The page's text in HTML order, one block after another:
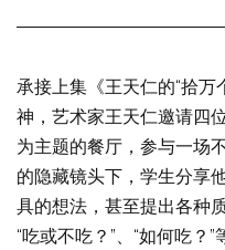
承接上集《王天仁的“拾
神，艺术家王天仁邀请四
为主题的餐厅，参与一场
的隐藏镜头下，学生分享
具的想法，甚至提出各种
“吃或不吃？”、“如何吃？